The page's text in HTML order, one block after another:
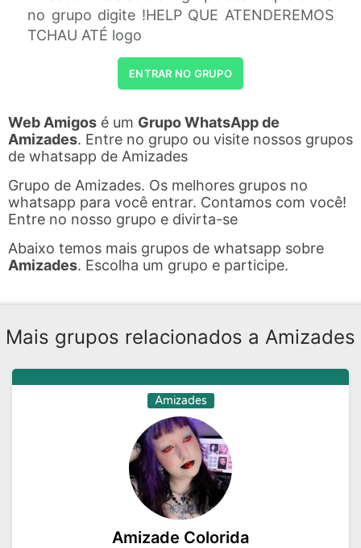
no grupo digite !HELP QUE ATENDEREMOS
TCHAU ATÉ logo
ENTRAR NO GRUPO
Web Amigos é um Grupo WhatsApp de
Amizades. Entre no grupo ou visite nossos grupos
de whatsapp de Amizades
Grupo de Amizades. Os melhores grupos no
whatsapp para você entrar. Contamos com você!
Entre no nosso grupo e divirta-se
Abaixo temos mais grupos de whatsapp sobre
Amizades. Escolha um grupo e participe.
Mais grupos relacionados a Amizades
Amizades
Amizade Colorida